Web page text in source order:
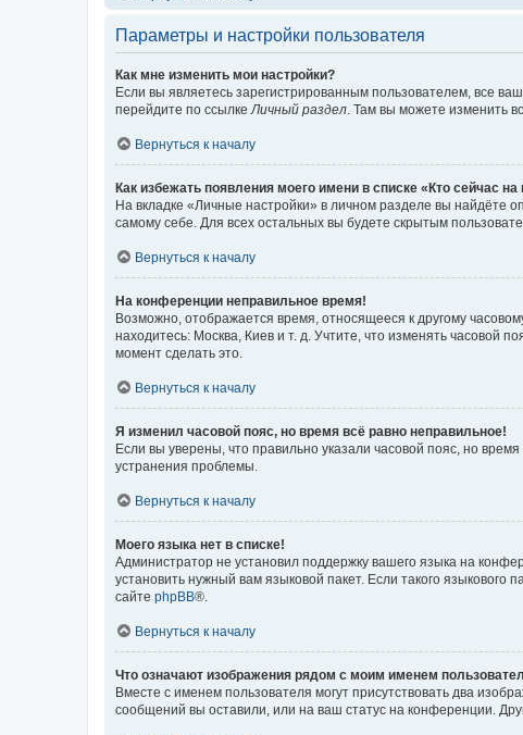
Параметры и настройки пользователя
Как мне изменить мои настройки?
Если вы являетесь зарегистрированным пользователем, все
перейдите по ссылке Личный раздел . Там вы можете изменить
Вернуться к началу
Как избежать появления моего имени в списке «Кто сейчас
На вкладке «Личные настройки» в личном разделе вы найдёте
самому себе. Для всех остальных вы будете скрытым
Вернуться к началу
На конференции неправильное время!
Возможно, отображается время, относящееся к другому
находитесь: Москва, Киев и т. д. Учтите, что изменять часовой
момент сделать это.
Вернуться к началу
Я изменил часовой пояс, но время всё равно неправильное!
Если вы уверены, что правильно указали часовой пояс, но
устранения проблемы.
Вернуться к началу
Моего языка нет в списке!
Администратор не установил поддержку вашего языка на
установить нужный вам языковой пакет. Если такого
сайте phpBB®.
Вернуться к началу
Что означают изображения рядом с моим именем
Вместе с именем пользователя могут присутствовать два
сообщений вы оставили, или на ваш статус на конференции.